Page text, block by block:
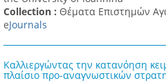
Collection : Θέματα Επιστημών
eJournals
Καλλιεργώντας την κατανόηση
πλαίσιο προ-αναγνωστικών